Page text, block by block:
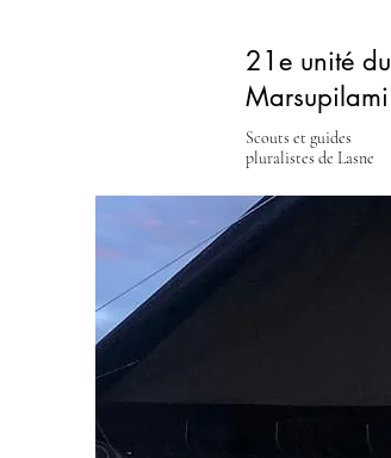
21e unité du
Marsupilami
Scouts et guides
pluralistes de Lasne